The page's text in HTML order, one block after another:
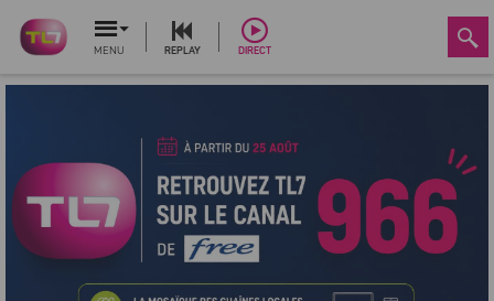
MENU REPLAY DIRECT